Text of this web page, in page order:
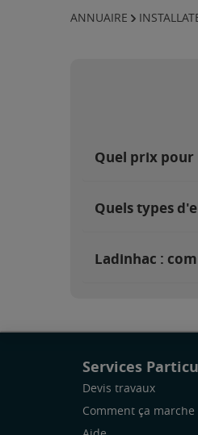
ANNUAIRE
Quel prix pour
Quels types
Ladinhac :
Services
Devis travaux
Comment ça marche